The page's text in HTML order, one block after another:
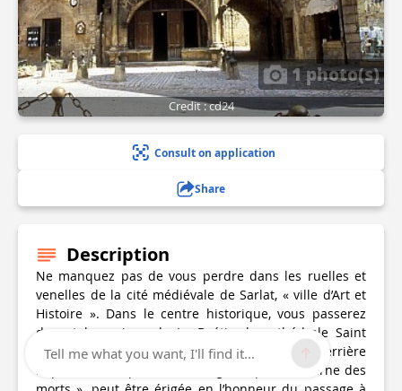
1 photo(s)
Credit : cd24
Consult on application
Share
Description
Ne manquez pas de vous perdre dans les ruelles et
venelles de la cité médiévale de Sarlat, « ville d’Art et
Histoire ». Dans le centre historique, vous passerez
devant la maison de La Boétie, la cathédrale Saint
Sacerdos, ancienne abbaye bénédictine derrière
laquelle vous apercevrez l’énigmatique « lanterne des
Tell me what you want, I'll find it...